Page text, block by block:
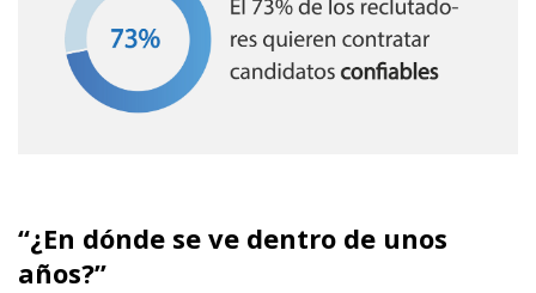
“¿En dónde se ve dentro de unos
años?”